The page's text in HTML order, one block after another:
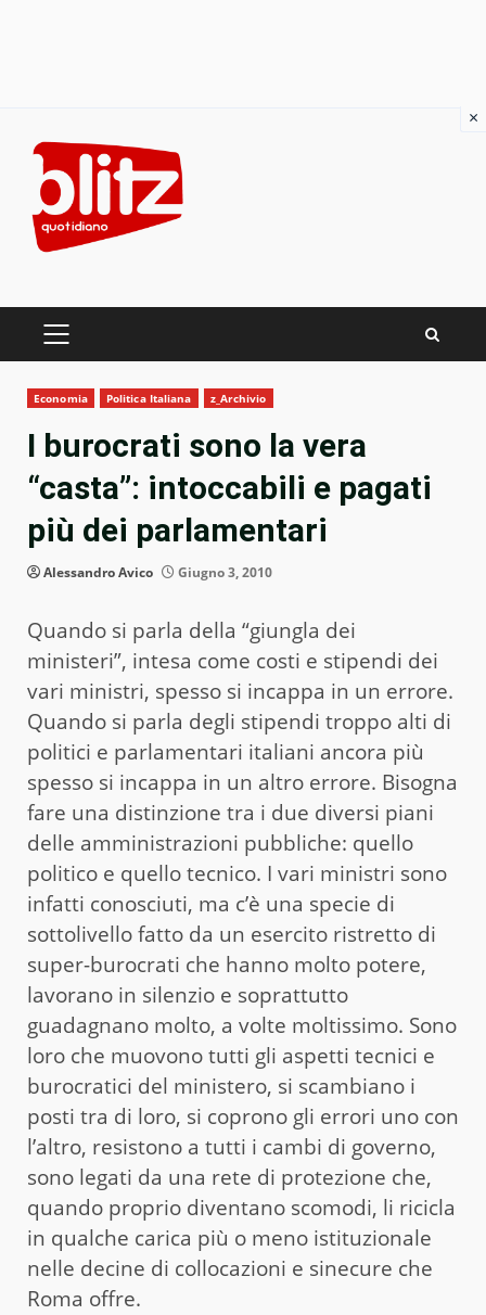
content
PRIMARY
Economia Politica Italiana z_Archivio
I burocrati sono la vera
“casta”: intoccabili e pagati
più dei parlamentari
Alessandro Avico Giugno 3, 2010
Quando si parla della “giungla dei
ministeri”, intesa come costi e stipendi dei
vari ministri, spesso si incappa in un errore.
Quando si parla degli stipendi troppo alti di
politici e parlamentari italiani ancora più
spesso si incappa in un altro errore. Bisogna
fare una distinzione tra i due diversi piani
delle amministrazioni pubbliche: quello
politico e quello tecnico. I vari ministri sono
infatti conosciuti, ma c’è una specie di
sottolivello fatto da un esercito ristretto di
super-burocrati che hanno molto potere,
lavorano in silenzio e soprattutto
guadagnano molto, a volte moltissimo. Sono
loro che muovono tutti gli aspetti tecnici e
burocratici del ministero, si scambiano i
posti tra di loro, si coprono gli errori uno con
l’altro, resistono a tutti i cambi di governo,
sono legati da una rete di protezione che,
quando proprio diventano scomodi, li ricicla
in qualche carica più o meno istituzionale
nelle decine di collocazioni e sinecure che
Roma offre.
×